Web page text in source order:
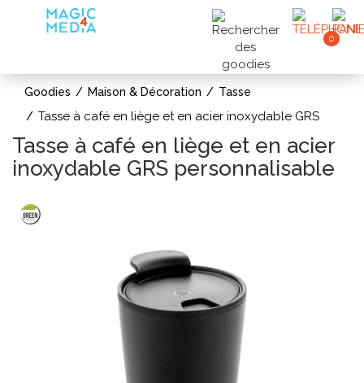
0
Goodies Maison & Décoration Tasse
Tasse à café en liège et en acier inoxydable GRS
Tasse à café en liège et en acier
inoxydable GRS personnalisable